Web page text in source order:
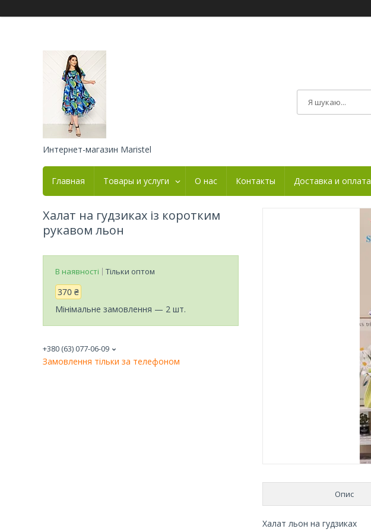
Интернет-магазин Maristel
Главная Товары и услуги О нас Контакты Доставка и оплата
Опис
Халат льон на гудзиках
Халат на гудзиках із коротким
рукавом льон
В наявності Тільки оптом
370 ₴
Мінімальне замовлення — 2 шт.
+380 (63) 077-06-09
Замовлення тільки за телефоном